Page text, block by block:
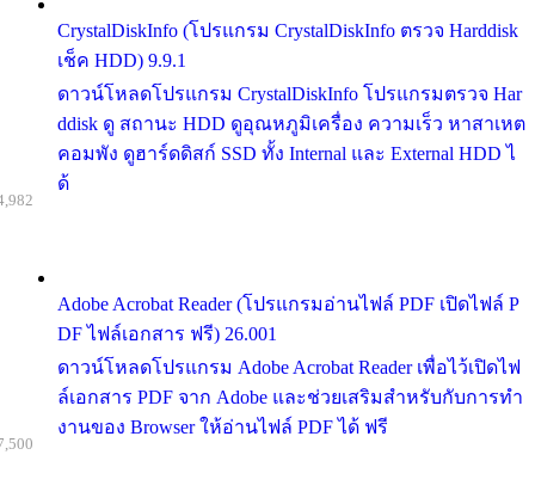
CrystalDiskInfo (โปรแกรม CrystalDiskInfo ตรวจ Harddisk
เช็ค HDD) 9.9.1
ดาวน์โหลดโปรแกรม CrystalDiskInfo โปรแกรมตรวจ Har
ddisk ดู สถานะ HDD ดูอุณหภูมิเครื่อง ความเร็ว หาสาเหต
คอมพัง ดูฮาร์ดดิสก์ SSD ทั้ง Internal และ External HDD ไ
ด้
Adobe Acrobat Reader (โปรแกรมอ่านไฟล์ PDF เปิดไฟล์ P
DF ไฟล์เอกสาร ฟรี) 26.001
ดาวน์โหลดโปรแกรม Adobe Acrobat Reader เพื่อไว้เปิดไฟ
ล์เอกสาร PDF จาก Adobe และช่วยเสริมสำหรับกับการทำ
งานของ Browser ให้อ่านไฟล์ PDF ได้ ฟรี